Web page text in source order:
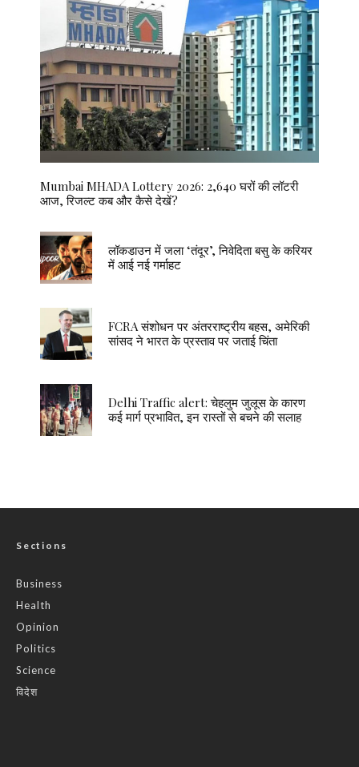
Mumbai MHADA Lottery 2026: 2,640 घरों की लॉटरी
आज, रिजल्ट कब और कैसे देखें?
लॉकडाउन में जला ‘तंदूर’, निवेदिता बसु के करियर
में आई नई गर्माहट
FCRA संशोधन पर अंतरराष्ट्रीय बहस, अमेरिकी
सांसद ने भारत के प्रस्ताव पर जताई चिंता
Delhi Traffic alert: चेहलुम जुलूस के कारण
कई मार्ग प्रभावित, इन रास्तों से बचने की सलाह
Sections
Business
Health
Opinion
Politics
Science
विदेश